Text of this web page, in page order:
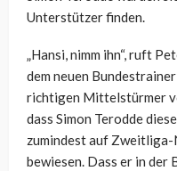
Unterstützer finden.
„Hansi, nimm ihn“, ruft
dem neuen
richtigen Mittelstürmer
dass Simon Terodde
zumindest auf Zweitliga-
bewiesen. Dass er in der